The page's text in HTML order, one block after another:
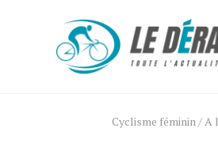
Cyclisme féminin/A